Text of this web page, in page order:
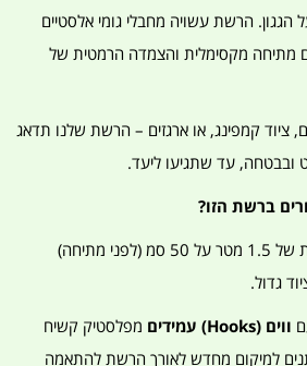
הרשת עשויה מחבלי גומי אלסטיים
מתיחה מקסימלית והצמדה הרמטית של
ציוד קמפינג, או ארגזים – הרשת שלנו תדאג
ובבטחה, עד שתגיעו ליעד.
ברשת הזו?
מידות של 1.5 מטר על 50 סמ (לפני מתיחה)
גדול.
ווים (Hooks) עמידים
מפלסטיק קשיח
למיקום מחדש לאורך הרשת להתאמה